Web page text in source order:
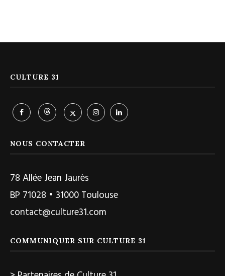
CULTURE 31
NOUS CONTACTER
78 Allée Jean Jaurès
BP 71028 • 31000 Toulouse
contact@culture31.com
COMMUNIQUER SUR CULTURE 31